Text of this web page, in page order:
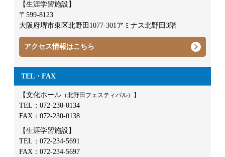
【生涯学習施設】
〒599-8123
大阪府堺市東区北野田1077-301アミナス北野田3階
アクセス情報はこちら
TEL・FAX
【文化ホール （北野田フェスティバル）】
TEL：072-230-0134
FAX：072-230-0138
【生涯学習施設】
TEL：072-234-5691
FAX：072-234-5697